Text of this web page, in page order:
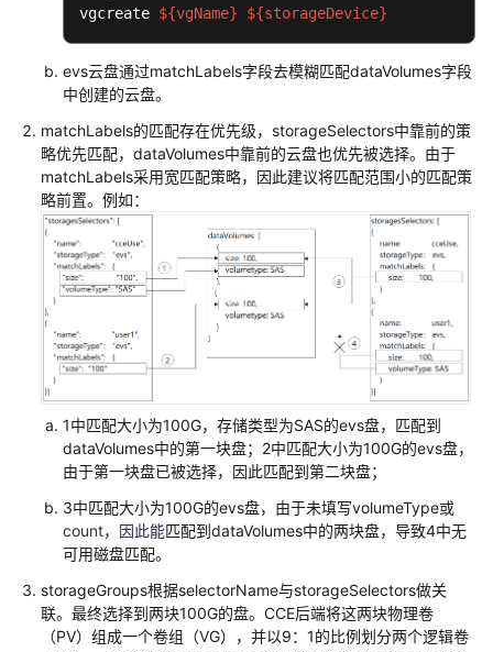
用
前
必
读
API
概
览
如
调
用
API
用
Kubernetes
历
史
vgcreate ${vgName} ${storageDevice}
evs云盘通过matchLabels字段去模糊匹配dataVolumes字段
中创建的云盘。
matchLabels的匹配存在优先级，storageSelectors中靠前的策
略优先匹配，dataVolumes中靠前的云盘也优先被选择。由于
matchLabels采用宽匹配策略，因此建议将匹配范围小的匹配策
略前置。例如：
1中匹配大小为100G，存储类型为SAS的evs盘，匹配到
dataVolumes中的第一块盘；2中匹配大小为100G的evs盘，
由于第一块盘已被选择，因此匹配到第二块盘；
3中匹配大小为100G的evs盘，由于未填写volumeType或
count，因此能匹配到dataVolumes中的两块盘，导致4中无
可用磁盘匹配。
storageGroups根据selectorName与storageSelectors做关
联。最终选择到两块100G的盘。CCE后端将这两块物理卷
（PV）组成一个卷组（VG），并以9：1的比例划分两个逻辑卷